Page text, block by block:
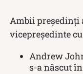
Ambii președinți
vicepreședinte
Andrew
s-a născut în